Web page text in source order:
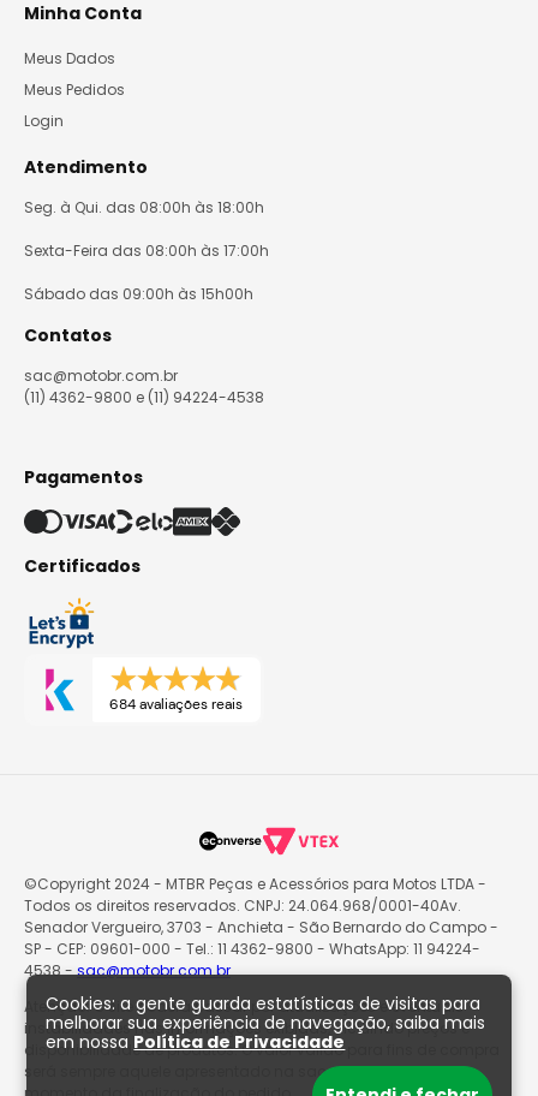
Cookies: a gente guarda estatísticas de visitas para
melhorar sua experiência de navegação, saiba mais
em nossa Política de Privacidade
Minha Conta
Meus Dados
Meus Pedidos
Login
Atendimento
Seg. à Qui. das 08:00h às 18:00h
Sexta-Feira das 08:00h às 17:00h
Sábado das 09:00h às 15h00h
Contatos
sac@motobr.com.br
(11) 4362-9800 e (11) 94224-4538
Pagamentos
Certificados
684 avaliações reais
©Copyright 2024 - MTBR Peças e Acessórios para Motos LTDA -
Todos os direitos reservados. CNPJ: 24.064.968/0001-40Av.
Senador Vergueiro, 3703 - Anchieta - São Bernardo do Campo -
SP - CEP: 09601-000 - Tel.: 11 4362-9800 - WhatsApp: 11 94224-
4538 -sac@motobr.com.br
Atenção: O site poderá passar por atualizações e eventuais
instabilidades nas informações exibidas, incluindo preços e
disponibilidade de produtos. O valor válido para fins de compra
será sempre aquele apresentado na sacola de produtos no